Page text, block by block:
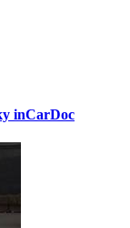
inCarDoc